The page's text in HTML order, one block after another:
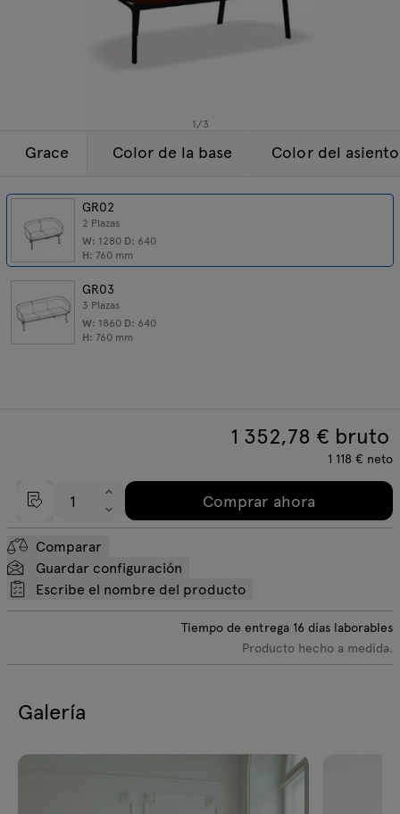
1/3
Grace
GR02
2 Plazas
W: 1280 D: 640
H: 760 mm
GR03
3 Plazas
W: 1860 D: 640
H: 760 mm
Color de la base Color del asiento
1 352,78 € bruto
1 118 € neto
Comprar ahora
Comparar
Guardar configuración
Escribe el nombre del producto
Tiempo de entrega 16 días laborables
Producto hecho a medida.
Galería